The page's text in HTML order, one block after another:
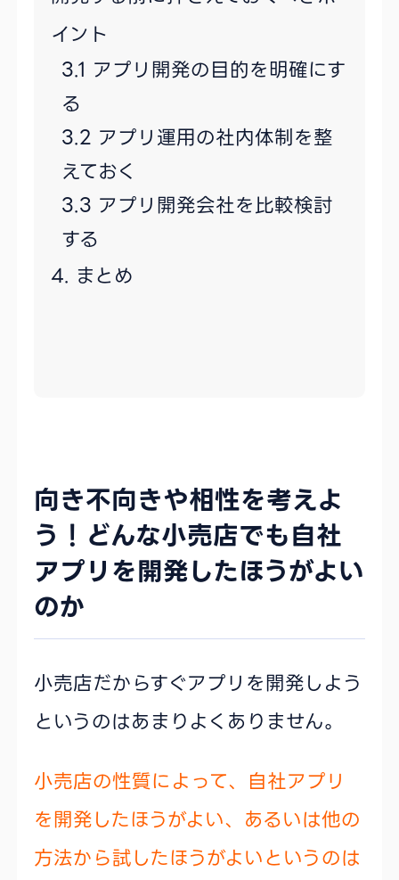
イント
アプリ開発の目的を明確にす
る
アプリ運用の社内体制を整
えておく
アプリ開発会社を比較検討
する
まとめ
向き不向きや相性を考えよ
う！どんな小売店でも自社
アプリを開発したほうがよい
のか
小売店だからすぐアプリを開発しよう
というのはあまりよくありません。
小売店の性質によって、自社アプリ
を開発したほうがよい、あるいは他の
方法から試したほうがよいというのは